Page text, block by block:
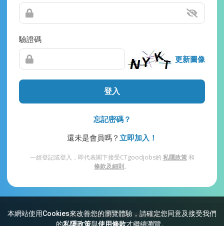
本網站使用Cookies來改善您的瀏覽體驗，請確定您同意及接受我們
的私隱政策與使用條款才繼續瀏覽。
驗證碼
更新圖像
登入
忘記密碼？
還未是會員嗎？ 立即加入！
一經登記或登入，即代表閣下接受CTgoodjobs的 私隱政策和
條款及細則。
網站索引 常見問題 私隱 條款及細則